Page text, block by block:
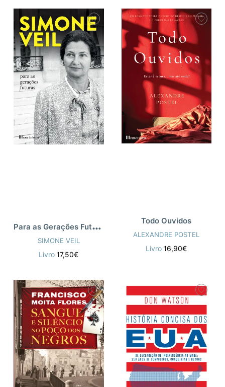
P
ara as Gerações Futuras
SIMONE VEIL
Livro17,50€
Todo Ouvidos
ALEXANDRE POSTEL
Livro16,90€